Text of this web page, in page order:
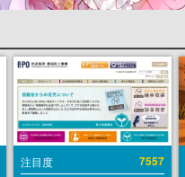
注目度 7557